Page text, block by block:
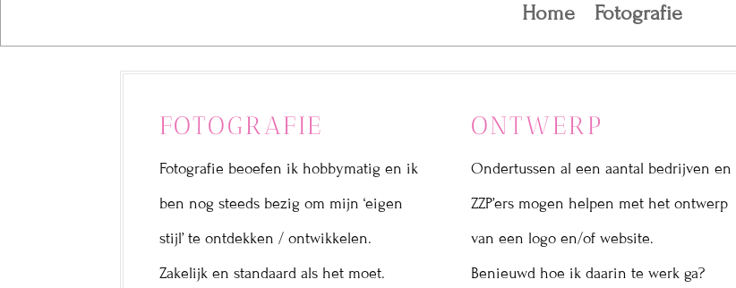
Home Fotografie
FOTOGRAFIE
Fotografie beoefen ik hobbymatig en ik
ben nog steeds bezig om mijn ‘eigen
stijl’ te ontdekken / ontwikkelen.
Zakelijk en standaard als het moet.
ONTWERP
Ondertussen al een aantal bedrijven en
ZZP’ers mogen helpen met het ontwerp
van een logo en/of website.
Benieuwd hoe ik daarin te werk ga?